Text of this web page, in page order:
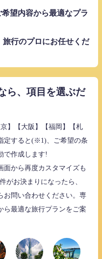
望内容から最適なプラ
旅行のプロにお任せくだ
ら、項目を選ぶだ
】【大阪】【福岡】【札
定すると(※1)、ご希望の条
で作成します!
面から再度カスタマイズも
がお決まりになったら、
お問い合わせください。専
ら最適な旅行プランをご案